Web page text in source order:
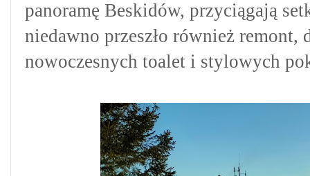
panoramę Beskidów, przyciągają
niedawno przeszło również
nowoczesnych toalet i stylowych